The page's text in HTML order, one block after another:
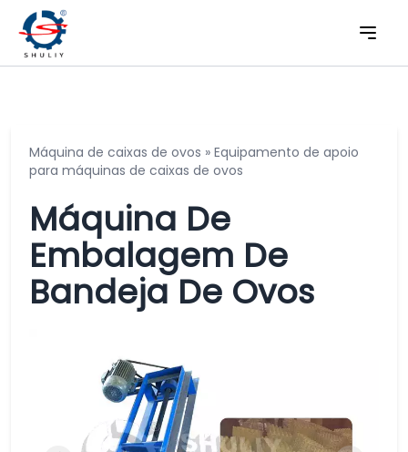
Máquina de caixas de ovos » Equipamento de apoio
para máquinas de caixas de ovos
Máquina De
Embalagem De
Bandeja De Ovos